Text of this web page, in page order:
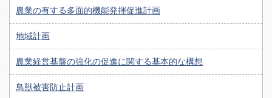
農業の有する多面的機能発揮促進計画
地域計画
農業経営基盤の強化の促進に関する基本的な構想
鳥獣被害防止計画